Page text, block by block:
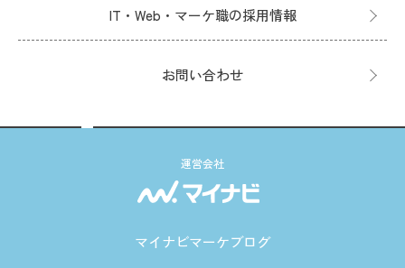
IT・Web・マーケ職の採用情報
お問い合わせ
運営会社
マイナビマーケブログ